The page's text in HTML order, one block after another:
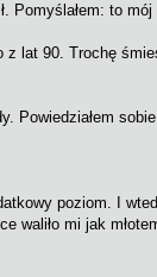
Pomyślałem: to
lat 90. Trochę
Powiedziałem
poziom. I
waliło mi jak